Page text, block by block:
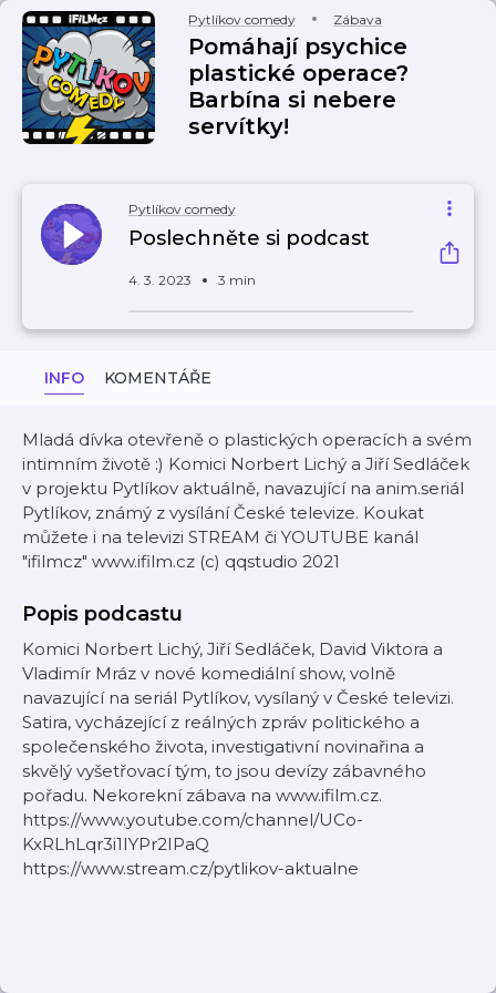
Pytlíkov comedy Zábava
Pomáhají psychice
plastické operace?
Barbína si nebere
servítky!
Pytlíkov comedy
Poslechněte si podcast
4. 3. 2023 3 min
INFO KOMENTÁŘE
Mladá dívka otevřeně o plastických operacích a svém
intimním životě :) Komici Norbert Lichý a Jiří Sedláček
v projektu Pytlíkov aktuálně, navazující na anim.seriál
Pytlíkov, známý z vysílání České televize. Koukat
můžete i na televizi STREAM či YOUTUBE kanál
"ifilmcz" www.ifilm.cz (c) qqstudio 2021
Popis podcastu
Komici Norbert Lichý, Jiří Sedláček, David Viktora a
Vladimír Mráz v nové komediální show, volně
navazující na seriál Pytlíkov, vysílaný v České televizi.
Satira, vycházející z reálných zpráv politického a
společenského života, investigativní novinařina a
skvělý vyšetřovací tým, to jsou devízy zábavného
pořadu. Nekorekní zábava na www.ifilm.cz.
https://www.youtube.com/channel/UCo-
KxRLhLqr3i1IYPr2IPaQ
https://www.stream.cz/pytlikov-aktualne